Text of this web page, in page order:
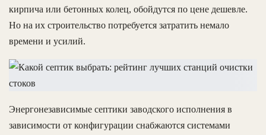
кирпича или бетонных колец, обойдутся по цене дешевле.
Но на их строительство потребуется затратить немало
времени и усилий.
Энергонезависимые септики заводского исполнения в
зависимости от конфигурации снабжаются системами